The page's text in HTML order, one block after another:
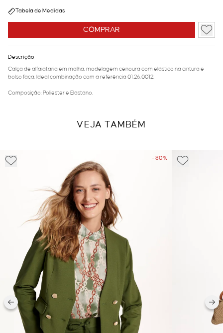
COMPRAR
Tabela de Medidas
Descrição
Calça de alfaiataria em malha, modelagem cenoura com elástico na cintura e
bolso faca. Ideal combinação com a referência 01.26.0012.
Composição: Poliéster e Elastano.
VEJA TAMBÉM
- 80%